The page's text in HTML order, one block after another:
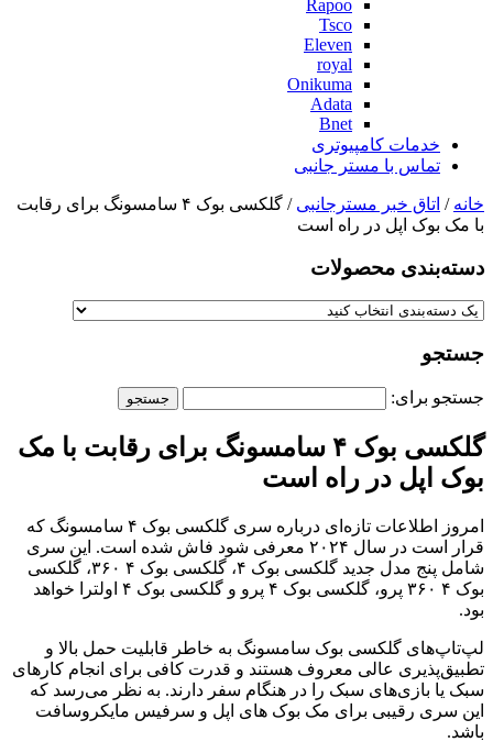
Rapoo
Tsco
Eleven
royal
Onikuma
Adata
Bnet
خدمات کامپیوتری
تماس با مستر جانبی
خانه / اتاق خبر مسترجانبی
/ گلکسی بوک ۴ سامسونگ برای رقابت
با مک بوک اپل در راه است
دسته‌بندی‌ محصولات
جستجو
جستجو برای:
گلکسی بوک ۴ سامسونگ برای رقابت با مک
بوک اپل در راه است
امروز اطلاعات تازه‌ای درباره سری گلکسی بوک ۴ سامسونگ که
قرار است در سال ۲۰۲۴ معرفی شود فاش شده است. این سری
شامل پنج مدل جدید گلکسی بوک ۴، گلکسی بوک ۴ ۳۶۰، گلکسی
بوک ۴ ۳۶۰ پرو، گلکسی بوک ۴ پرو و گلکسی بوک ۴ اولترا خواهد
بود.
لپ‌تاپ‌های گلکسی بوک سامسونگ به خاطر قابلیت حمل بالا و
تطبیق‌پذیری عالی معروف هستند و قدرت کافی برای انجام کارهای
سبک یا بازی‌های سبک را در هنگام سفر دارند. به نظر می‌رسد که
این سری رقیبی برای مک بوک های اپل و سرفیس مایکروسافت
باشد.